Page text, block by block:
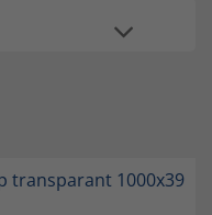
transparant 1000x39